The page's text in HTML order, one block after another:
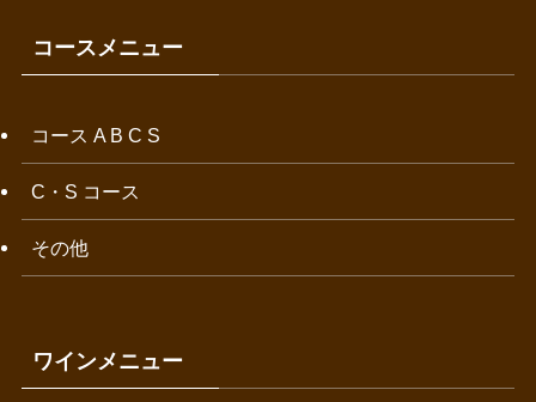
コースメニュー
コース A B C S
C・S コース
その他
ワインメニュー